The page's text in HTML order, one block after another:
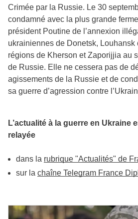
Crimée par la Russie. Le 30
condamné avec la plus grande
président Poutine de l’annexion
ukrainiennes de Donetsk, Louhansk
régions de Kherson et Zaporijjia au
de Russie. Elle ne cessera pas de
agissements de la Russie et de
sa guerre d’agression contre
L’actualité à la guerre en Ukraine
relayée
dans la rubrique "Actualités" de
sur la chaîne Telegram France